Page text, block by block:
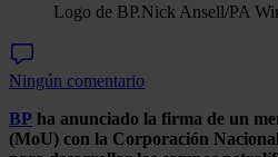
Logo de BP.Nick Ansell/PA
Ningún comentario
BP ha anunciado la firma de un
(MoU) con la Corporación